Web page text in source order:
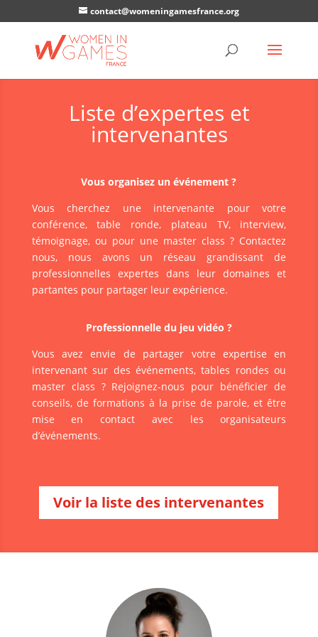
contact@womeningamesfrance.org
Liste d’expertes et
intervenantes
Vous organisez un événement ?
Vous cherchez une intervenante pour votre
conférence, table ronde, plateau TV, interview,
témoignage, ou pour une master class ? Contactez
nous, nous avons un réseau grandissant de
professionnelles expertes dans leur domaines et
partantes pour partager leur expérience.
Professionnelle du jeu vidéo ?
Vous avez envie de partager votre expertise en
intervenant sur des événements, tables rondes ou
master class ? Rejoignez-nous pour bénéficier de
conseils, de formations à la prise de parole, et être
mise en contact avec les organisateurs
d’événements.
Voir la liste des intervenantes